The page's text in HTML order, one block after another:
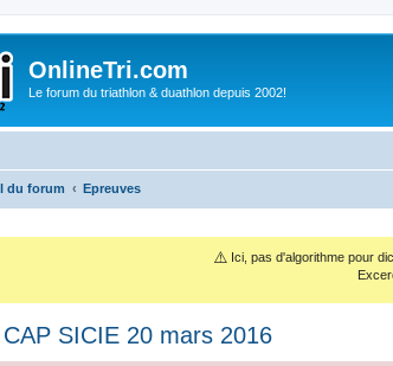
OnlineTri.com
Le forum du triathlon & duathlon depuis 2002!
du forum Epreuves
⚠️ Ici, pas d'algorithme pour
SICIE 20 mars 2016